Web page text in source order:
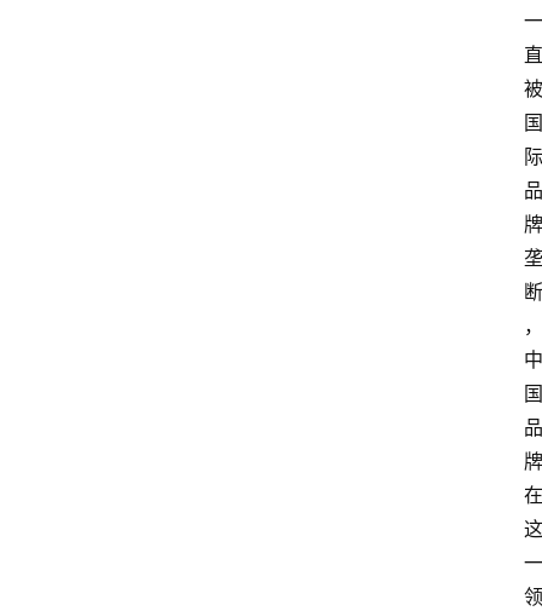
一
直
被
国
际
品
牌
垄
断
，
中
国
品
牌
在
这
一
领